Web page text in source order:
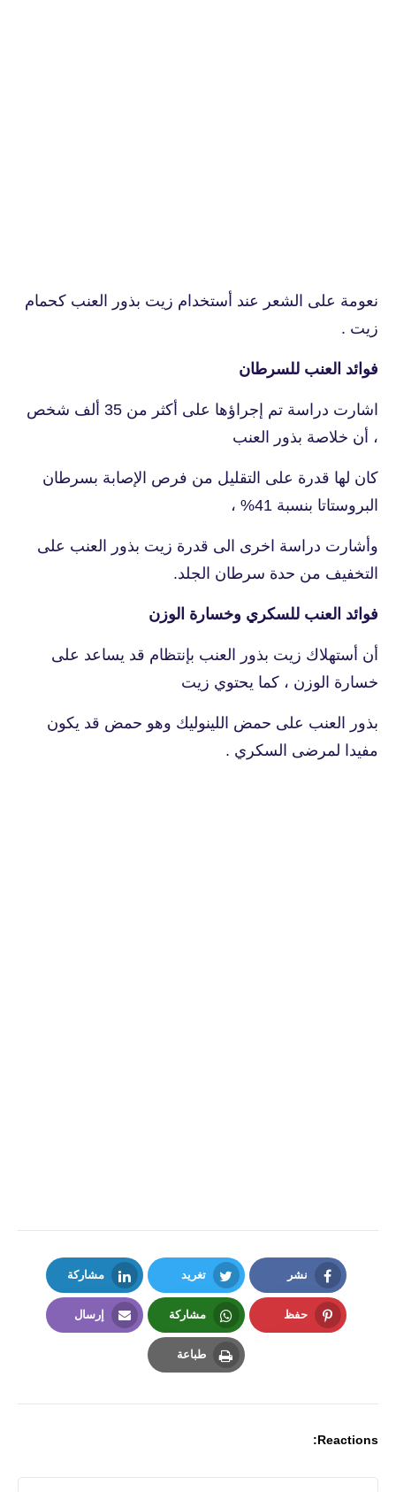
نعومة على الشعر عند أستخدام زيت بذور العنب كحمام
زيت .
فوائد العنب للسرطان
اشارت دراسة تم إجراؤها على أكثر من 35 ألف شخص
، أن خلاصة بذور العنب
كان لها قدرة على التقليل من فرص الإصابة بسرطان
البروستاتا بنسبة 41% ،
وأشارت دراسة اخرى الى قدرة زيت بذور العنب على
التخفيف من حدة سرطان الجلد.
فوائد العنب للسكري وخسارة الوزن
أن أستهلاك زيت بذور العنب بإنتظام قد يساعد على
خسارة الوزن ، كما يحتوي زيت
بذور العنب على حمض اللينوليك وهو حمض قد يكون
مفيدا لمرضى السكري .
نشر
Facebook
تغريد
Twitter
مشاركة
LinkedIn
حفظ مشاركة
Whatsapp
إرسال
طباعة
Reactions: